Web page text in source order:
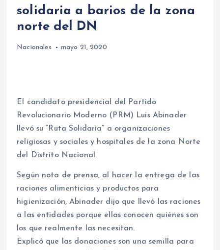
solidaria a barios de la zona
norte del DN
Nacionales mayo 21, 2020
El candidato presidencial del Partido
Revolucionario Moderno (PRM) Luis Abinader
llevó su “Ruta Solidaria” a organizaciones
religiosas y sociales y hospitales de la zona Norte
del Distrito Nacional.
Según nota de prensa, al hacer la entrega de las
raciones alimenticias y productos para
higienización, Abinader dijo que llevó las raciones
a las entidades porque ellas conocen quiénes son
los que realmente las necesitan.
Explicó que las donaciones son una semilla para